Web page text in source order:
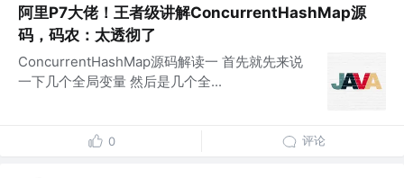
阿里P7大佬！王者级讲解ConcurrentHashMap源
码，码农：太透彻了
ConcurrentHashMap源码解读一 首先就先来说
一下几个全局变量 然后是几个全...
0 评论